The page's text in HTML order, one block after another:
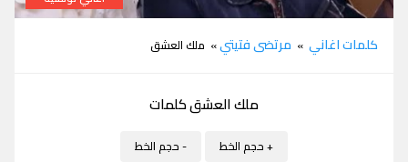
كلمات اغاني » مرتضى فتيتي» ملك العشق
ملك العشق كلمات
+ حجم الخط - حجم الخط